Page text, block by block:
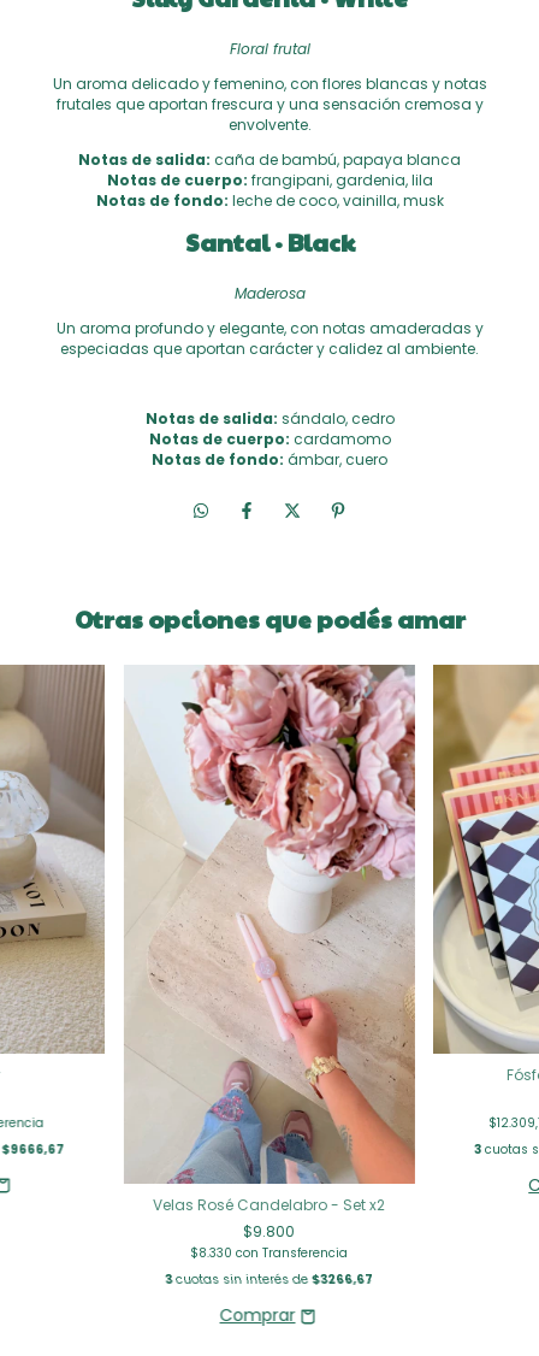
Floral frutal
Un aroma delicado y femenino, con flores blancas y notas
frutales que aportan frescura y una sensación cremosa y
envolvente.
Notas de salida: caña de bambú, papaya blanca
Notas de cuerpo: frangipani, gardenia, lila
Notas de fondo: leche de coco, vainilla, musk
Santal · Black
Maderosa
Un aroma profundo y elegante, con notas amaderadas y
especiadas que aportan carácter y calidez al ambiente.
Notas de salida: sándalo, cedro
Notas de cuerpo: cardamomo
Notas de fondo: ámbar, cuero
Otras opciones que podés amar
$9666,67
Velas Rosé Candelabro - Set x2
$9.800
$8.330con Transferencia
3cuotas sin interés de$3266,67
3 cuotas